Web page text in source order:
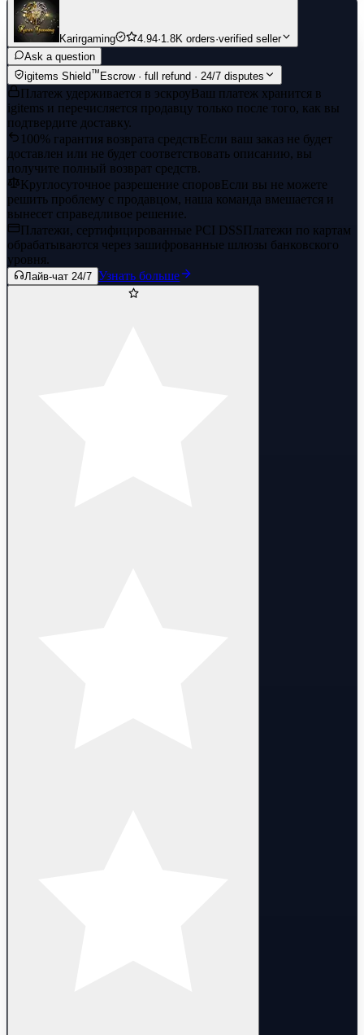
Karirgaming 4.94·1.8K orders·verified seller
Ask a question
igitems Shield™ Escrow · full refund · 24/7 disputes
Платеж удерживается в эскроуВаш платеж хранится в
igitems и перечисляется продавцу только после того, как вы
подтвердите доставку.
100% гарантия возврата средствЕсли ваш заказ не будет
доставлен или не будет соответствовать описанию, вы
получите полный возврат средств.
Круглосуточное разрешение споровЕсли вы не можете
решить проблему с продавцом, наша команда вмешается и
вынесет справедливое решение.
Платежи, сертифицированные PCI DSSПлатежи по картам
обрабатываются через зашифрованные шлюзы банковского
уровня.
Лайв-чат 24/7 Узнать больше